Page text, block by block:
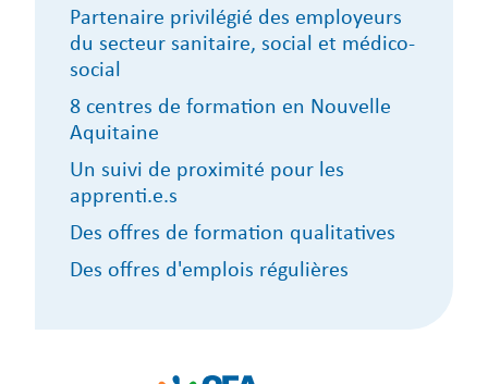
Partenaire privilégié des employeurs
du secteur sanitaire, social et médico-
social
8 centres de formation en Nouvelle
Aquitaine
Un suivi de proximité pour les
apprenti.e.s
Des offres de formation qualitatives
Des offres d'emplois régulières